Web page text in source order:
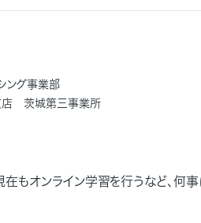
ング事業部
茨城第三事業所
もオンライン学習を行うなど、何